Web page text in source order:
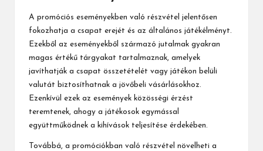
A promóciós eseményekben való részvétel jelentősen
fokozhatja a csapat erejét és az általános játékélményt.
Ezekből az eseményekből származó jutalmak gyakran
magas értékű tárgyakat tartalmaznak, amelyek
javíthatják a csapat összetételét vagy játékon belüli
valutát biztosíthatnak a jövőbeli vásárlásokhoz.
Ezenkívül ezek az események közösségi érzést
teremtenek, ahogy a játékosok egymással
együttműködnek a kihívások teljesítése érdekében.
Továbbá, a promóciókban való részvétel növelheti a